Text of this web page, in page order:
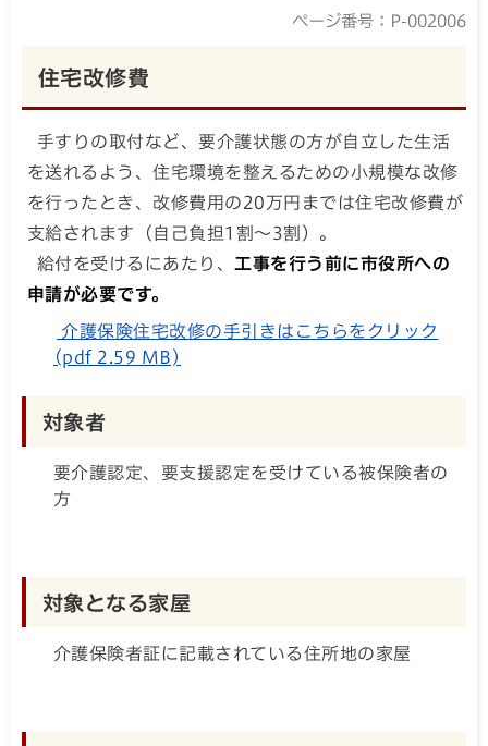
ページ番号：P-002006
住宅改修費
手すりの取付など、要介護状態の方が自立した生活
を送れるよう、住宅環境を整えるための小規模な改修
を行ったとき、改修費用の20万円までは住宅改修費が
支給されます（自己負担1割～3割）。
給付を受けるにあたり、 工事を行う前に市役所への
申請が必要です。
介護保険住宅改修の手引きはこちらをクリック
(pdf 2.59 MB)
対象者
要介護認定、要支援認定を受けている被保険者の
方
対象となる家屋
介護保険者証に記載されている住所地の家屋